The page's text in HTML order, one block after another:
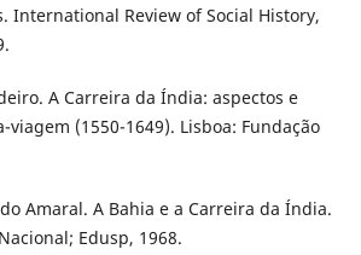
International Review of Social History,
A Carreira da Índia: aspectos e
(1550-1649). Lisboa: Fundação
do Amaral. A Bahia e a Carreira da Índia.
Edusp, 1968.